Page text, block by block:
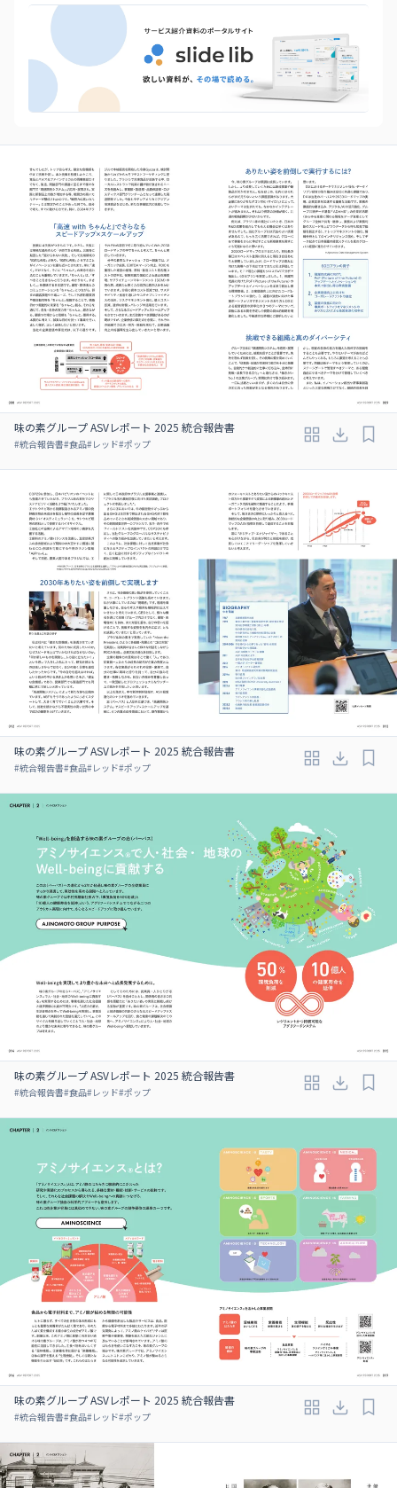
味の素グループ ASVレポート 2025 統合報告書
#統合報告書#食品#レッド#ポップ
味の素グループ ASVレポート 2025 統合報告書
#統合報告書#食品#レッド#ポップ
味の素グループ ASVレポート 2025 統合報告書
#統合報告書#食品#レッド#ポップ
味の素グループ ASVレポート 2025 統合報告書
#統合報告書#食品#レッド#ポップ